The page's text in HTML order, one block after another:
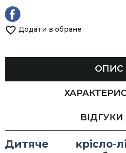
Додати в обране
ОПИС
ВІДГУКИ
Дитяче крісло-